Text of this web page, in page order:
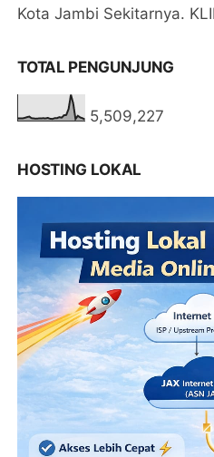
Kota Jambi Sekitarnya.
TOTAL PENGUNJUNG
5,509,227
HOSTING LOKAL